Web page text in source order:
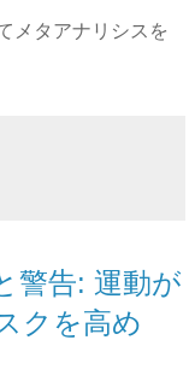
メタアナリシスを
警告: 運動が
クを高め